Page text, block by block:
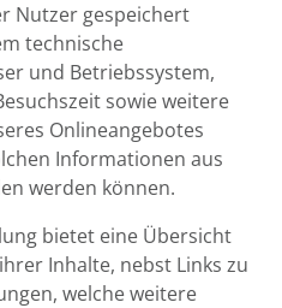
Nutzer gespeichert
technische
und Betriebssystem,
sowie weitere
Onlineangebotes
Informationen aus
werden können.
bietet eine Übersicht
Inhalte, nebst Links zu
welche weitere